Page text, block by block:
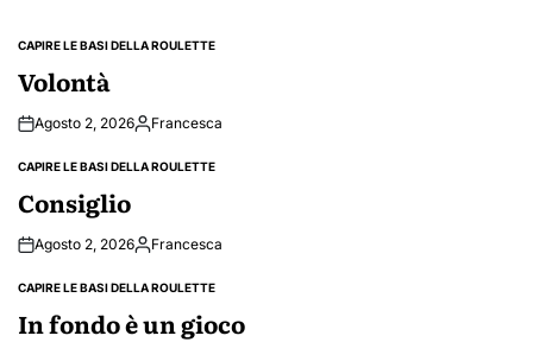
POSTED
CAPIRE LE BASI DELLA ROULETTE
Volontà
Agosto 2, 2026PostedFrancesca
POSTED
CAPIRE LE BASI DELLA ROULETTE
Consiglio
Agosto 2, 2026PostedFrancesca
POSTED
CAPIRE LE BASI DELLA ROULETTE
In fondo è un gioco